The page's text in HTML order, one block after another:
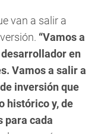
van a salir a
“Vamos a
en
Vamos a salir a
inversión que
histórico y, de
para cada